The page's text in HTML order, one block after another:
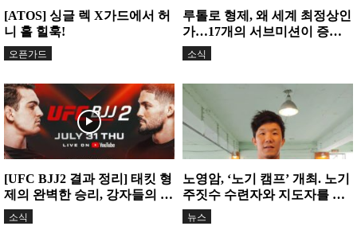
[ATOS] 싱글 렉 X가드에서 허
니 홀 힐훅!
오픈가드
루톨로 형제, 왜 세계 최정상인
가…17개의 서브미션이 증명
한 공격 본능
소식
[UFC BJJ2 결과 정리] 태킷 형
제의 완벽한 승리, 강자들의 명
승부가 이어지다
소식
노영암, ‘노기 캠프’ 개최. 노기
주짓수 수련자와 지도자를 위
한 집중 교육...
뉴스